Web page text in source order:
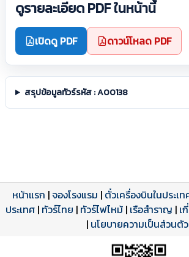
ดูรายละเอียด PDF ในหน้านี้
เปิดดู PDF ดาวน์โหลด PDF
สรุปข้อมูลทัวร์รหัส : A00138
โปรแกรมทัวร์
ดาวน์โหลด PDF
รีวิวลูกค้าจริง
รีวิวจาก eTravelWay
เปิดหน้าเต็
ใบอนุญาตนำเที่ยว
เลขที่ 11/11450
เปิดหน้าเต็ม
หน้าแรก |จองโรงแรม | ตั๋วเครื่องบินในประเท
ประเทศ | ทัวร์ไทย | ทัวร์ไฟไหม้ | เรือสำราญ | เ
| นโยบายความเป็นส่วนตัว